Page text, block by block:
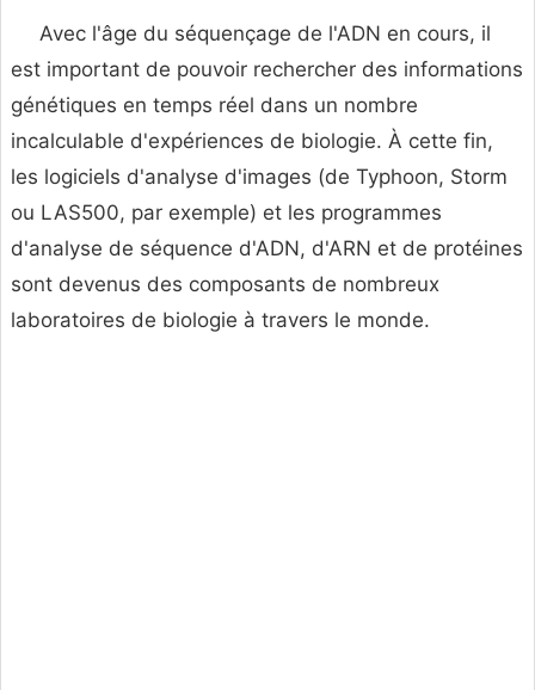
Avec l'âge du séquençage de l'ADN en cours, il
est important de pouvoir rechercher des informations
génétiques en temps réel dans un nombre
incalculable d'expériences de biologie. À cette fin,
les logiciels d'analyse d'images (de Typhoon, Storm
ou LAS500, par exemple) et les programmes
d'analyse de séquence d'ADN, d'ARN et de protéines
sont devenus des composants de nombreux
laboratoires de biologie à travers le monde.